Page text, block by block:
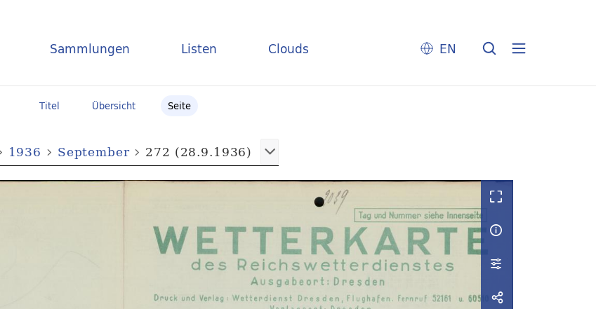
Sammlungen Listen Clouds EN
Titel Übersicht Seite
1936 September 272 (28.9.1936)